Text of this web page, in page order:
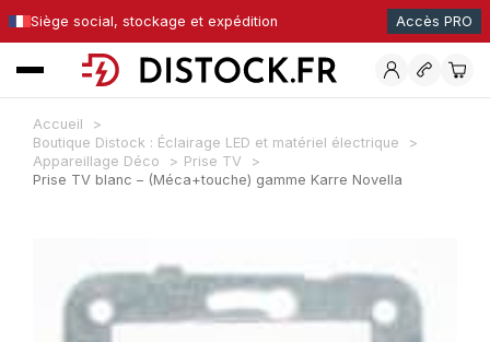
Siège social, stockage et expédition Accès PRO
Accueil
Boutique Distock : Éclairage LED et matériel électrique
Appareillage Déco
Prise TV
Prise TV blanc – (Méca+touche) gamme Karre Novella